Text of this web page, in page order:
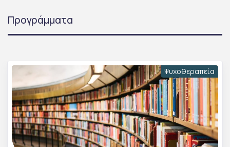
Προγράμματα
Ψυχοθεραπεία